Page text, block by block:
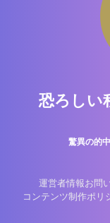
恐ろしい
驚異の的
運営者情報お問
コンテンツ制作ポリ